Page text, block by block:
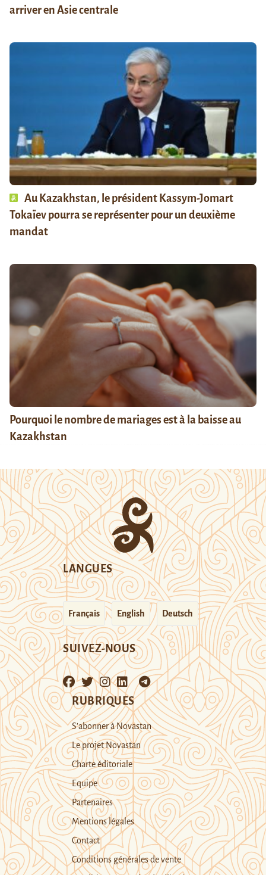
arriver en Asie centrale
Au Kazakhstan, le président Kassym-Jomart
Tokaïev pourra se représenter pour un deuxième
mandat
Pourquoi le nombre de mariages est à la baisse au
Kazakhstan
LANGUES
Français English Deutsch
SUIVEZ-NOUS
RUBRIQUES
S’abonner à Novastan
Le projet Novastan
Charte éditoriale
Equipe
Partenaires
Mentions légales
Contact
Conditions générales de vente